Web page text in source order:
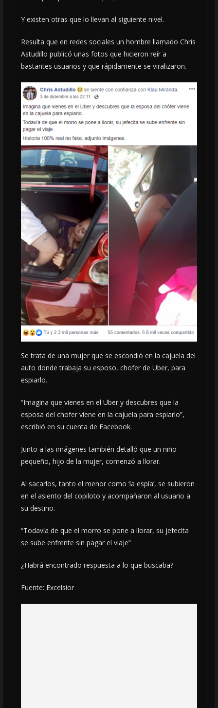
Y existen otras que lo llevan al siguiente nivel.
Resulta que en redes sociales un hombre llamado Chris
Astudillo publicó unas fotos que hicieron reír a
bastantes usuarios y que rápidamente se viralizaron.
Se trata de una mujer que se escondió en la cajuela del
auto donde trabaja su esposo, chofer de Uber, para
espiarlo.
“Imagina que vienes en el Uber y descubres que la
esposa del chofer viene en la cajuela para espiarlo”,
escribió en su cuenta de Facebook.
Junto a las imágenes también detalló que un niño
pequeño, hijo de la mujer, comenzó a llorar.
Al sacarlos, tanto el menor como ‘la espía’, se subieron
en el asiento del copiloto y acompañaron al usuario a
su destino.
“Todavía de que el morro se pone a llorar, su jefecita
se sube enfrente sin pagar el viaje”
¿Habrá encontrado respuesta a lo que buscaba?
Fuente: Excelsior